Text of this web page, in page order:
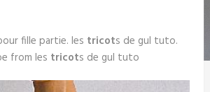
fille partie. les tricots de gul tuto.
from les tricots de gul tuto